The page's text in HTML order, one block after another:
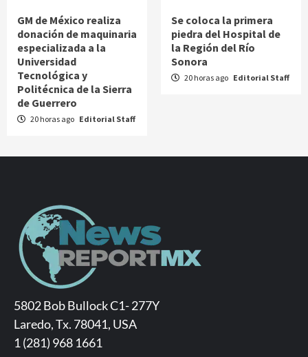
GM de México realiza
donación de maquinaria
especializada a la
Universidad
Tecnológica y
Politécnica de la Sierra
de Guerrero
20 horas ago Editorial Staff
Se coloca la primera
piedra del Hospital de
la Región del Río
Sonora
20 horas ago Editorial Staff
5802 Bob Bullock C1- 277Y
Laredo, Tx. 78041, USA
1 (281) 968 1661